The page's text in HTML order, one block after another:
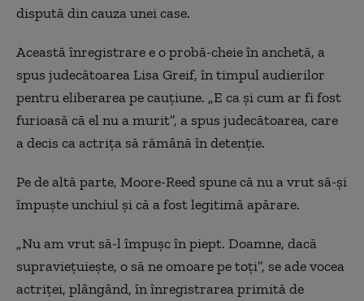
dispută din cauza unei case.
Această înregistrare e o probă-cheie în anchetă, a
spus judecătoarea Lisa Greif, în timpul audierilor
pentru eliberarea pe cauțiune. „E ca și cum ar fi fost
furioasă că el nu a murit”, a spus judecătoarea, care
a decis ca actrița să rămână în detenție.
Pe de altă parte, Moore-Reed spune că nu a vrut să-și
împuște unchiul și că a fost legitimă apărare.
„Nu am vrut să-l împușc în piept. Doamne, dacă
supraviețuiește, o să ne omoare pe toți”, se ade vocea
actriței, plângând, în înregistrarea primită de